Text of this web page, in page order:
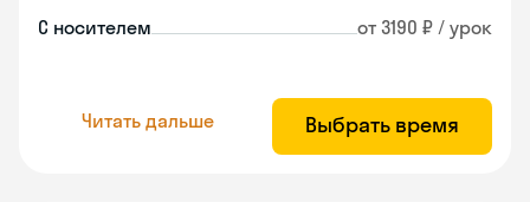
С носителем от 3190 ₽ / урок
Читать дальше Выбрать время